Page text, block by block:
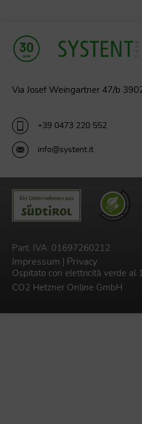
Via Josef Weingartner 47/b
+39 0473 220 552
info@systent.it
Part. IVA: 01697260212
Impressum Privacy
Ospitato con elettricità verde al
CO2 Hetzner Online GmbH